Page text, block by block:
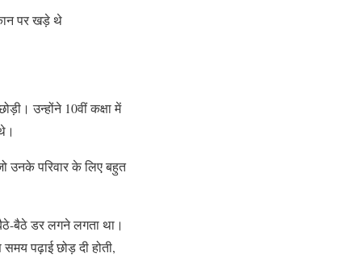
पर खड़े थे
उन्होंने 10वीं कक्षा में
उनके परिवार के लिए बहुत
बैठे डर लगने लगता था।
पढ़ाई छोड़ दी होती,